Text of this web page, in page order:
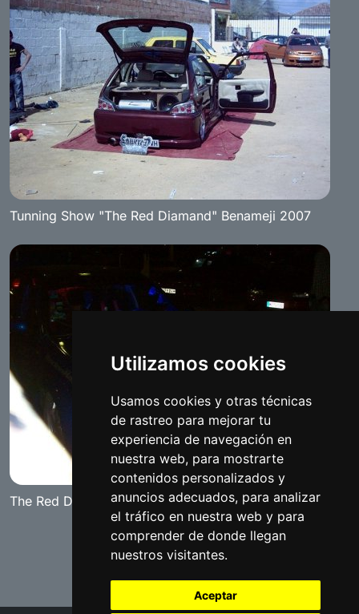
Utilizamos cookies
Usamos cookies y otras técnicas
de rastreo para mejorar tu
experiencia de navegación en
nuestra web, para mostrarte
contenidos personalizados y
anuncios adecuados, para analizar
el tráfico en nuestra web y para
comprender de donde llegan
nuestros visitantes.
Aceptar
Tunning Show "The Red Diamand" Benameji 2007
The Red Diamond 2008 Tuning Show